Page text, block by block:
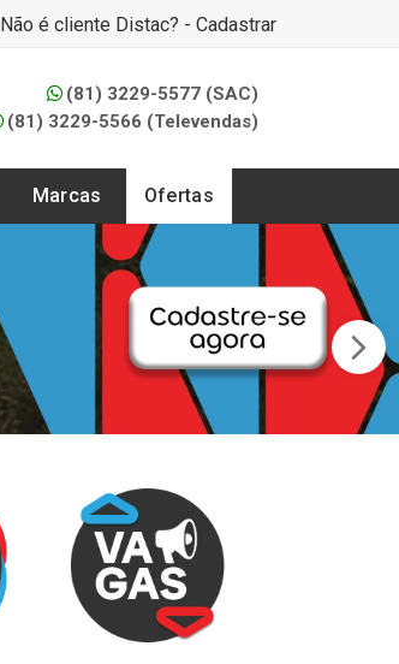
Não é cliente Distac? - Cadastrar
(81) 3229-5577 (SAC)
(81) 3229-5566 (Televendas)
Marcas Ofertas